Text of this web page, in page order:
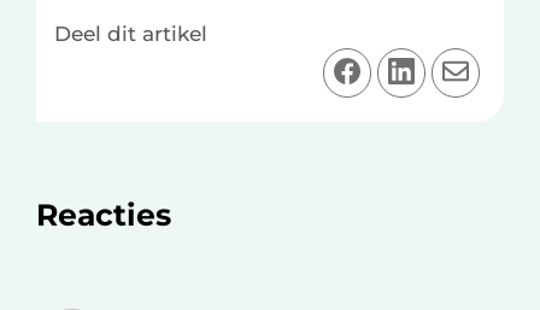
Deel dit artikel
D
e
D
e
D
e
Lees
Reacties